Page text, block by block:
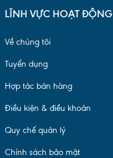
LĨNH VỰC HOẠT ĐỘNG
Về chúng tôi
Tuyển dụng
Hợp tác bán hàng
Điều kiện & điều khoản
Quy chế quản lý
Chính sách bảo mật